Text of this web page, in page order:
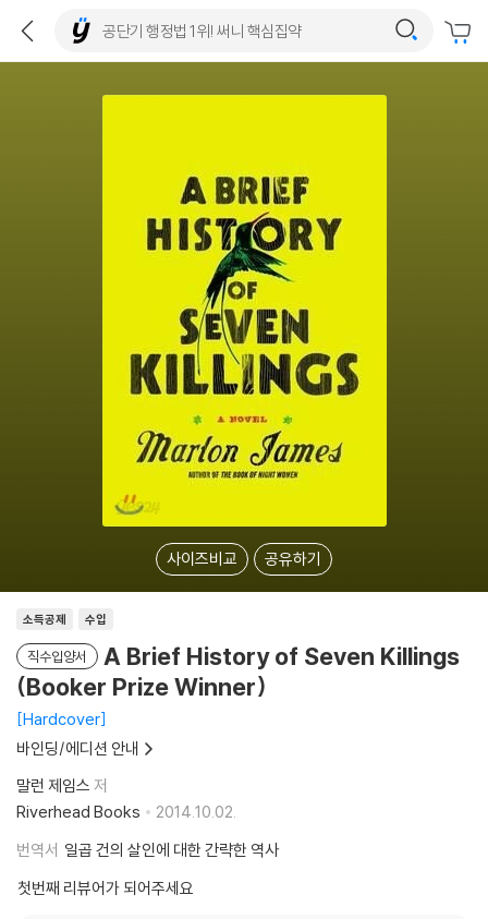
사이즈비교 공유하기
소득공제 수입
직수입양서
A Brief History of Seven Killings
(Booker Prize Winner)
Hardcover
바인딩/에디션 안내
말런 제임스 저
Riverhead Books
2014.10.02.
번역서 일곱 건의 살인에 대한 간략한 역사
첫번째 리뷰어가 되어주세요